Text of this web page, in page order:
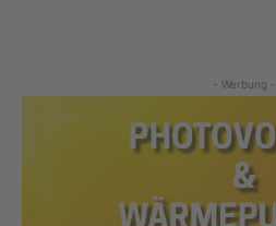
- Werbung -